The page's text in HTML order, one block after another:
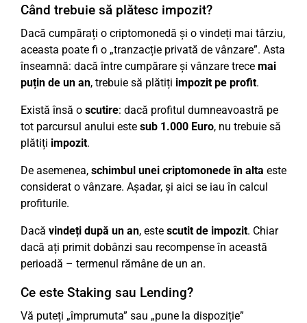
Când trebuie să plătesc impozit?
Dacă cumpărați o criptomonedă și o vindeți mai târziu,
aceasta poate fi o „tranzacție privată de vânzare”. Asta
înseamnă: dacă între cumpărare și vânzare trece mai
puțin de un an, trebuie să plătiți impozit pe profit.
Există însă o scutire: dacă profitul dumneavoastră pe
tot parcursul anului este sub 1.000 Euro, nu trebuie să
plătiți impozit.
De asemenea, schimbul unei criptomonede în alta este
considerat o vânzare. Așadar, și aici se iau în calcul
profiturile.
Dacă vindeți după un an, este scutit de impozit. Chiar
dacă ați primit dobânzi sau recompense în această
perioadă – termenul rămâne de un an.
Ce este Staking sau Lending?
Vă puteți „împrumuta” sau „pune la dispoziție”